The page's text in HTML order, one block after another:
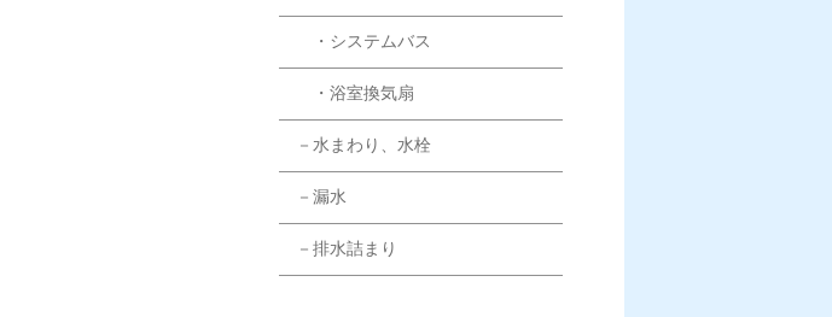
・システムバス
・浴室換気扇
－水まわり、水栓
－漏水
－排水詰まり